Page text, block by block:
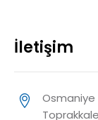
İletişim
Osmaniye